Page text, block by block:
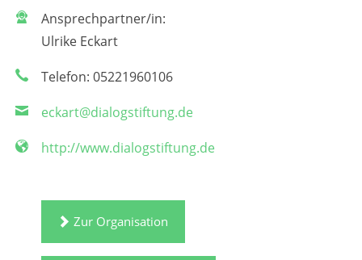
Ansprechpartner/in:
Ulrike Eckart
Telefon: 05221960106
eckart@dialogstiftung.de
http://www.dialogstiftung.de
Zur Organisation